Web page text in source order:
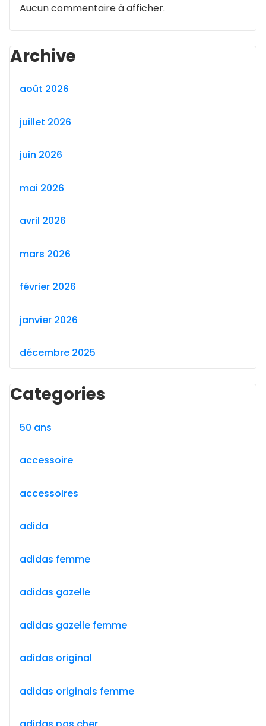
Aucun commentaire à afficher.
Archive
août 2026
juillet 2026
juin 2026
mai 2026
avril 2026
mars 2026
février 2026
janvier 2026
décembre 2025
Categories
50 ans
accessoire
accessoires
adida
adidas femme
adidas gazelle
adidas gazelle femme
adidas original
adidas originals femme